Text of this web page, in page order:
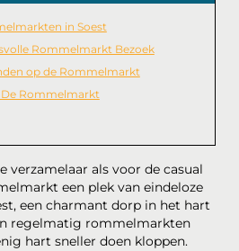
verzamelaar als voor de casual
een plek van eindeloze
een charmant dorp in het hart
regelmatig rommelmarkten
hart sneller doen kloppen.
in Soest
Rommelmarkt Bezoek
op de Rommelmarkt
De Rommelmarkt